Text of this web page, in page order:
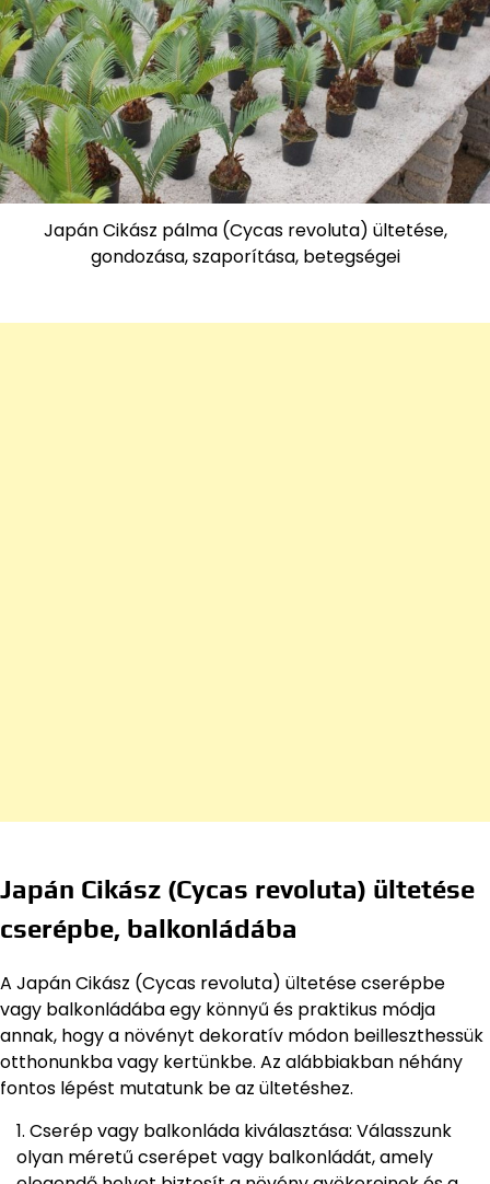
Japán Cikász pálma (Cycas revoluta) ültetése,
gondozása, szaporítása, betegségei
Japán Cikász (Cycas revoluta) ültetése
cserépbe, balkonládába
A Japán Cikász (Cycas revoluta) ültetése cserépbe
vagy balkonládába egy könnyű és praktikus módja
annak, hogy a növényt dekoratív módon beilleszthessük
otthonunkba vagy kertünkbe. Az alábbiakban néhány
fontos lépést mutatunk be az ültetéshez.
Cserép vagy balkonláda kiválasztása: Válasszunk
olyan méretű cserépet vagy balkonládát, amely